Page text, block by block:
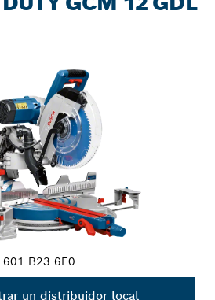
601 B23 6E0
un distribuidor local